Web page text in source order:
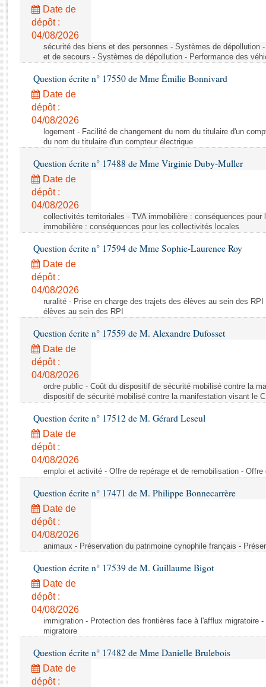
Rapports législatifs
Rapports sur l'application des lois
Baromètre de l’application des lois
Dossiers législatifs
Budget et sécurité sociale
Questions écrites et orales
Comptes rendus des débats
Date de
dépôt :
04/08/2026
sécurité des biens et des personnes - Systèmes de dépollution
et de secours - Systèmes de dépollution - Performance des
Question écrite n° 17550 de Mme Émilie Bonnivard
Date de
dépôt :
04/08/2026
logement - Facilité de changement du nom du titulaire d'un
du nom du titulaire d'un compteur électrique
Question écrite n° 17488 de Mme Virginie Duby-Muller
Date de
dépôt :
04/08/2026
collectivités territoriales - TVA immobilière : conséquences
immobilière : conséquences pour les collectivités locales
Question écrite n° 17594 de Mme Sophie-Laurence Roy
Date de
dépôt :
04/08/2026
ruralité - Prise en charge des trajets des élèves au sein des
élèves au sein des RPI
Question écrite n° 17559 de M. Alexandre Dufosset
Date de
dépôt :
04/08/2026
ordre public - Coût du dispositif de sécurité mobilisé contre la
dispositif de sécurité mobilisé contre la manifestation visant le
Question écrite n° 17512 de M. Gérard Leseul
Date de
dépôt :
04/08/2026
emploi et activité - Offre de repérage et de remobilisation -
Question écrite n° 17471 de M. Philippe Bonnecarrère
Date de
dépôt :
04/08/2026
animaux - Préservation du patrimoine cynophile français -
Question écrite n° 17539 de M. Guillaume Bigot
Date de
dépôt :
04/08/2026
immigration - Protection des frontières face à l'afflux migratoire
migratoire
Question écrite n° 17482 de Mme Danielle Brulebois
Date de
dépôt :